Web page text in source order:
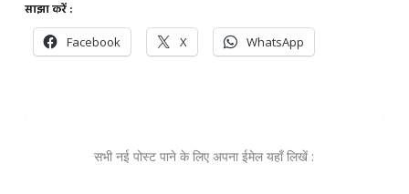
साझा करें :
Facebook X WhatsApp
सभी नई पोस्ट पाने के लिए अपना ईमेल यहाँ लिखें :